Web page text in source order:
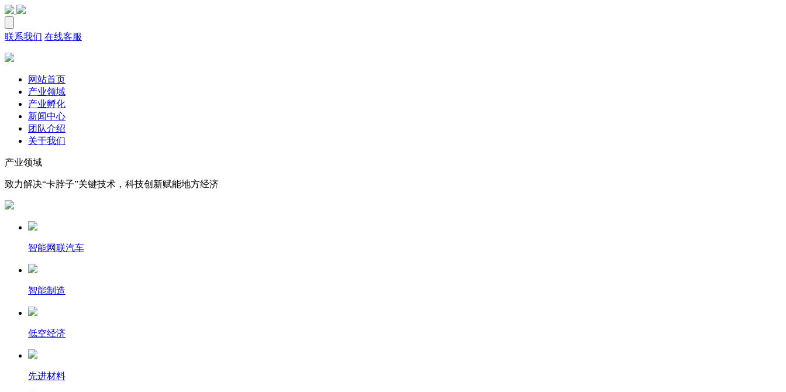
联系我们 在线客服
网站首页
产业领域
产业孵化
新闻中心
团队介绍
关于我们
产业领域
致力解决“卡脖子”关键技术，科技创新赋能地方经济
智能网联汽车
智能制造
低空经济
先进材料